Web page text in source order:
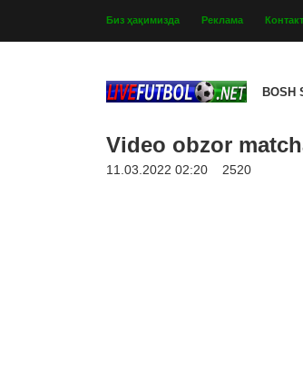
Биз ҳақимизда Реклама Контакт
BOSH
Video obzor
11.03.2022 02:20 2520